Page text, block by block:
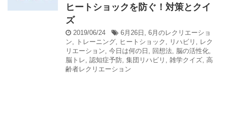
ヒートショックを防ぐ！対策とクイ
ズ
2019/06/24 6月26日 , 6月のレクリエーショ
ン, トレーニング, ヒートショック , リハビリ , レク
リエーション, 今日は何の日 , 回想法, 脳の活性化,
脳トレ, 認知症予防, 集団リハビリ , 雑学クイズ, 高
齢者レクリエーション